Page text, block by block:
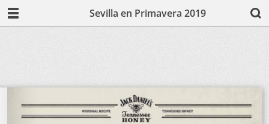
Sevilla en Primavera 2019